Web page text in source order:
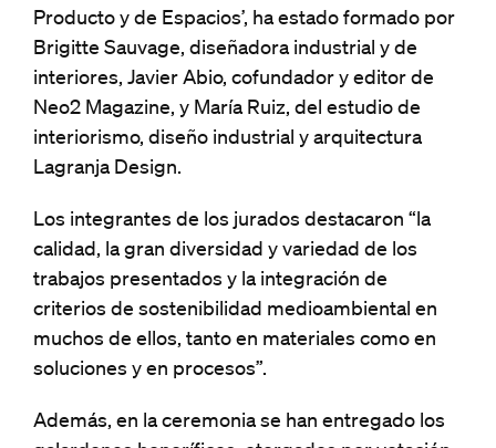
Producto y de Espacios’, ha estado formado por
Brigitte Sauvage, diseñadora industrial y de
interiores, Javier Abio, cofundador y editor de
Neo2 Magazine, y María Ruiz, del estudio de
interiorismo, diseño industrial y arquitectura
Lagranja Design.
Los integrantes de los jurados destacaron “la
calidad, la gran diversidad y variedad de los
trabajos presentados y la integración de
criterios de sostenibilidad medioambiental en
muchos de ellos, tanto en materiales como en
soluciones y en procesos”.
Además, en la ceremonia se han entregado los